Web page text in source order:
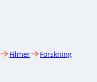
Filmer Forskning